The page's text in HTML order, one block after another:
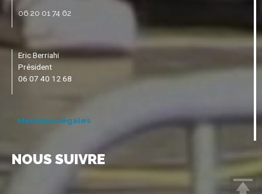
06 20 01 74 62
Eric Berriahi
Président
06 07 40 12 68
Mentions légales
NOUS SUIVRE